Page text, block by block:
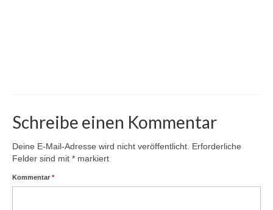
Schreibe einen Kommentar
Deine E-Mail-Adresse wird nicht veröffentlicht. Erforderliche
Felder sind mit * markiert
Kommentar *